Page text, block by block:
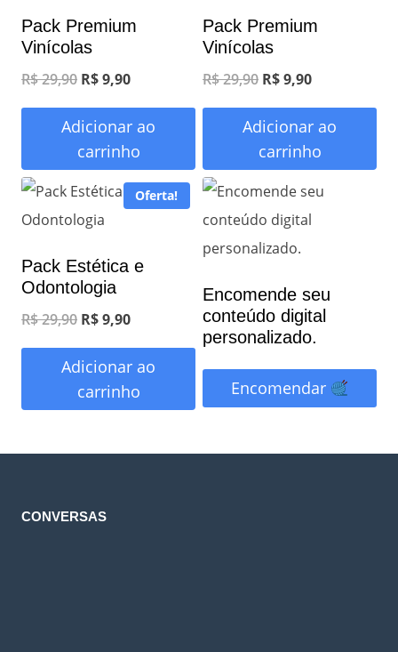
Pack Premium
Vinícolas
R$29,90 O
preço
original
era:
R$ 29,90.
R$9,90O
preço
atual
é:
R$ 9,90.
Adicionar ao
carrinho
Pack Premium
Vinícolas
R$29,90 O
preço
original
era:
R$ 29,90.
R$9,90O
preço
atual
é:
R$ 9,90.
Adicionar ao
carrinho
Oferta!
Pack Estética e
Odontologia
R$29,90 O
preço
original
era:
R$9,90O
preço
atual
é:
Adicionar ao
carrinho
Encomende seu
conteúdo digital
personalizado.
Encomendar
CONVERSAS